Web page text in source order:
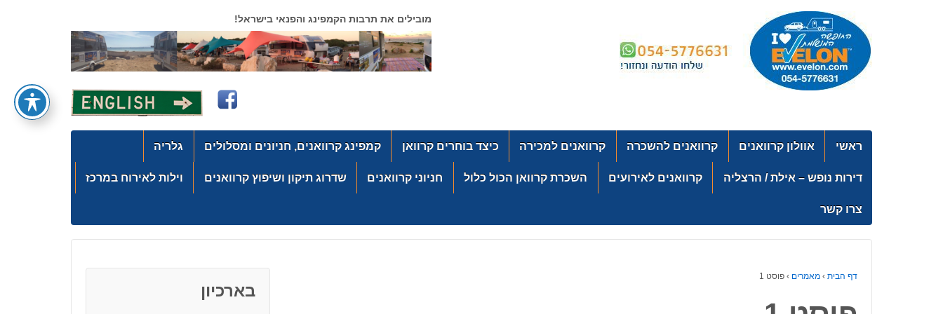
SKIP
MAIN
CONTENT
מובילים את תרבות הקמפינג והפנאי בישראל!
ראשי אוולון קרוואנים קרוואנים להשכרה קרוואנים למכירה כיצד בוחרים קרוואן קמפינג קרוואנים, חניונים ומסלולים גלריה
דירות נופש – אילת / הרצליה קרוואנים לאירועים השכרת קרוואן הכול כלול חניוני קרוואנים שדרוג תיקון ושיפוץ קרוואנים וילות לאירוח במרכז
צרו קשר
דף הבית › מאמרים › פוסט 1
בארכיון